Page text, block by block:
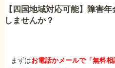
【四国地域対応可能】障害
しませんか？
まずはお電話かメールで「無料相